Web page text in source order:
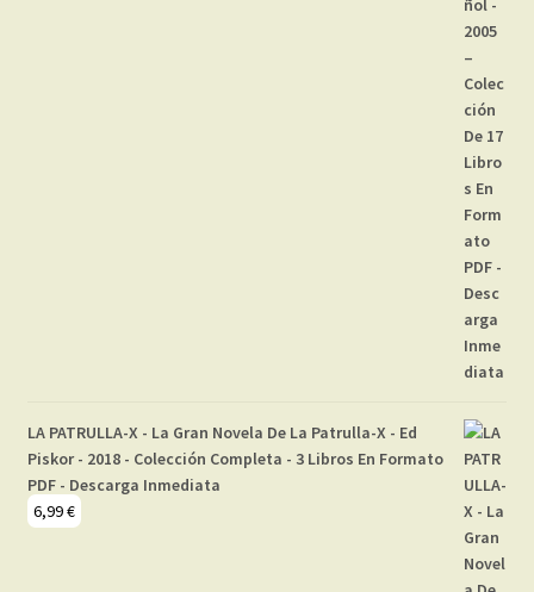
LA PATRULLA-X - La Gran Novela De La Patrulla-X - Ed
Piskor - 2018 - Colección Completa - 3 Libros En Formato
PDF - Descarga Inmediata
6,99€